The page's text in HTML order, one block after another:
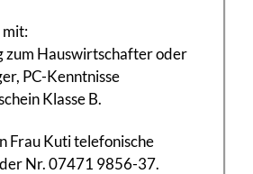
mit:
zum Hauswirtschafter oder
PC-Kenntnisse
Klasse B.
Frau Kuti telefonische
Nr. 07471 9856-37.